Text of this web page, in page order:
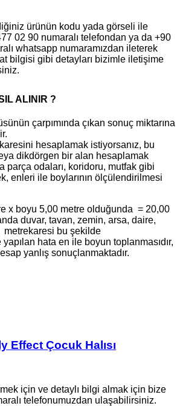
ürünün kodu yada görseli ile
02 90 numaralı telefondan ya da +90
whatsapp numaramızdan ileterek
bilgisi gibi detayları bizimle iletişime
ALINIR ?
çarpımında çıkan sonuç miktarına
hesaplamak istiyorsanız, bu
dikdörgen bir alan hesaplamak
parça odaları, koridoru, mutfak gibi
enleri ile boylarının ölçülendirilmesi
x boyu 5,00 metre olduğunda = 20,00
duvar, tavan, zemin, arsa, daire,
bu şekilde
hata en ile boyun toplanmasıdır,
yanlış sonuçlanmaktadır.
Effect Çocuk Halısı
için ve detaylı bilgi almak için bize
telefonumuzdan ulaşabilirsiniz.